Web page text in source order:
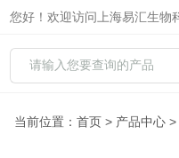
您好！欢迎访问上海易汇生物
当前位置：首页 > 产品中心